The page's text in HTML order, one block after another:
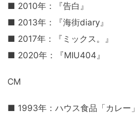
■ 2010年：『告白』
■ 2013年：『海街diary』
■ 2017年：『ミックス。』
■ 2020年：『MIU404』
CM
■ 1993年：ハウス食品「カレー」